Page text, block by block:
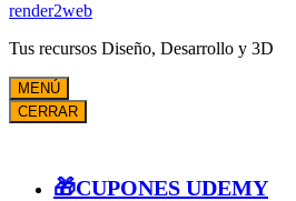
render2web
Tus recursos Diseño, Desarrollo y 3D
MENÚ
CERRAR
🎁CUPONES UDEMY